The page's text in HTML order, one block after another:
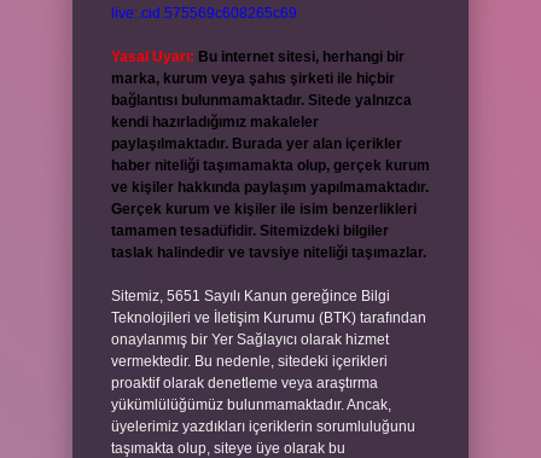
live:.cid.575569c608265c69
Yasal Uyarı: Bu internet sitesi, herhangi bir
marka, kurum veya şahıs şirketi ile hiçbir
bağlantısı bulunmamaktadır. Sitede yalnızca
kendi hazırladığımız makaleler
paylaşılmaktadır. Burada yer alan içerikler
haber niteliği taşımamakta olup, gerçek kurum
ve kişiler hakkında paylaşım yapılmamaktadır.
Gerçek kurum ve kişiler ile isim benzerlikleri
tamamen tesadüfidir. Sitemizdeki bilgiler
taslak halindedir ve tavsiye niteliği taşımazlar.
Sitemiz, 5651 Sayılı Kanun gereğince Bilgi
Teknolojileri ve İletişim Kurumu (BTK) tarafından
onaylanmış bir Yer Sağlayıcı olarak hizmet
vermektedir. Bu nedenle, sitedeki içerikleri
proaktif olarak denetleme veya araştırma
yükümlülüğümüz bulunmamaktadır. Ancak,
üyelerimiz yazdıkları içeriklerin sorumluluğunu
taşımakta olup, siteye üye olarak bu